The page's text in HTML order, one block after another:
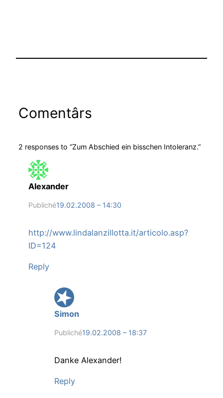
Comentârs
2 responses to “Zum Abschied ein bisschen Intoleranz.”
Alexander
Publiché19.02.2008 – 14:30
http://www.lindalanzillotta.it/articolo.asp?
ID=124
Reply
Simon
Publiché19.02.2008 – 18:37
Danke Alexander!
Reply